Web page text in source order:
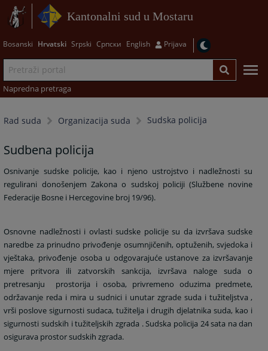
Kantonalni sud u Mostaru
Bosanski Hrvatski Srpski Српски English Prijava
Napredna pretraga
Rad suda Organizacija suda Sudska policija
Sudbena policija
Osnivanje sudske policije, kao i njeno ustrojstvo i nadležnosti su
regulirani donošenjem Zakona o sudskoj policiji (Službene novine
Federacije Bosne i Hercegovine broj 19/96).
Osnovne nadležnosti i ovlasti sudske policije su da izvršava sudske
naredbe za prinudno privođenje osumnjičenih, optuženih, svjedoka i
vještaka, privođenje osoba u odgovarajuće ustanove za izvršavanje
mjere pritvora ili zatvorskih sankcija, izvršava naloge suda o
pretresanju
prostorija i osoba, privremeno oduzima predmete,
održavanje reda i mira u sudnici i unutar zgrade suda i tužiteljstva ,
vrši poslove sigurnosti sudaca, tužitelja i drugih djelatnika suda, kao i
sigurnosti sudskih i tužiteljskih zgrada . Sudska policija 24 sata na dan
osigurava prostor sudskih zgrada.